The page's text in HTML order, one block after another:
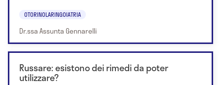
OTORINOLARINGOIATRIA
Dr.ssa Assunta Gennarelli
Russare: esistono dei rimedi da poter
utilizzare?